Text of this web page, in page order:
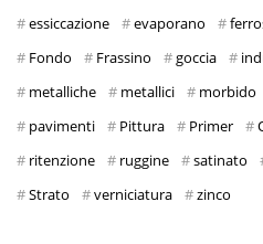
essiccazione
evaporano
Fondo
Frassino goccia
metalliche
metallici morbido
pavimenti
Pittura Primer
ritenzione
ruggine satinato
Strato
verniciatura zinco